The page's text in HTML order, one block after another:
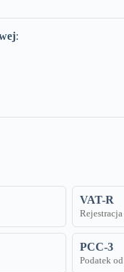
:
VAT-R
PCC-3
Podatek